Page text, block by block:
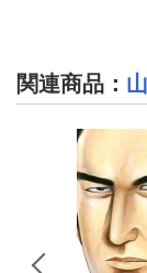
関連商品 ：